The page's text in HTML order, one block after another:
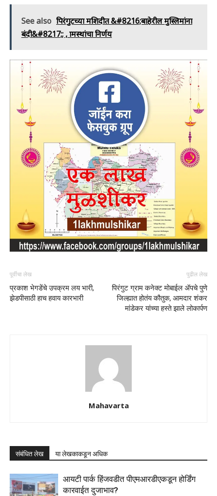
See also पिरंगुटच्या मशिदीत &#8216;बाहेरील मुस्लिमांना
बंदी&#8217;; , ग्रामस्थांचा निर्णय
पूर्वीचा लेख
प्रकाश भेगडेंचे उपक्रम लय भारी,
झेडपीसाठी हाच हवाय कारभारी
पुढील लेख
पिरंगुट ग्राम कनेक्ट मोबाईल ॲपचे पुणे
जिल्ह्यात होतंय कौतुक, आमदार शंकर
मांडेकर यांच्या हस्ते झाले लोकार्पण
Mahavarta
संबंधित लेख या लेखकाकडून अधिक
आयटी पार्क हिंजवडीत पीएमआरडीएकडून होर्डिंग
कारवाईत दुजाभाव?